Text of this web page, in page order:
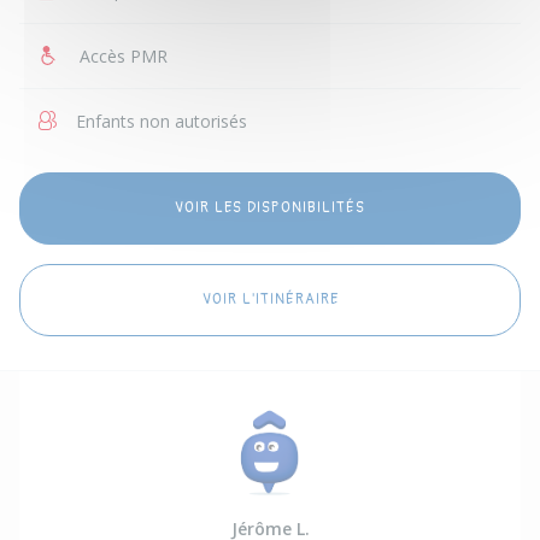
Accès PMR
Enfants non autorisés
VOIR LES DISPONIBILITÉS
VOIR L'ITINÉRAIRE
Jérôme L.